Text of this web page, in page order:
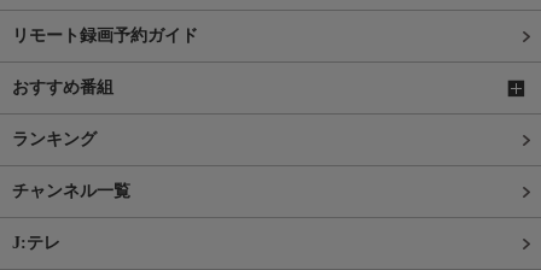
リモート録画予約ガイド
おすすめ番組
ランキング
チャンネル一覧
J:テレ